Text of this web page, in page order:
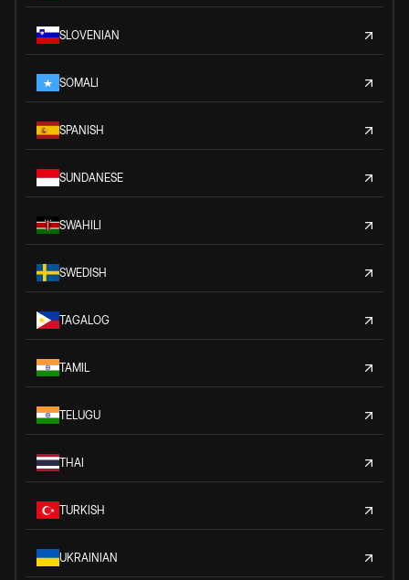
SLOVENIAN
SOMALI
SPANISH
SUNDANESE
SWAHILI
SWEDISH
TAGALOG
TAMIL
TELUGU
THAI
TURKISH
UKRAINIAN